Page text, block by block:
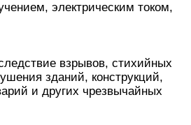
электрическим током,
взрывов, стихийных
зданий, конструкций,
и других чрезвычайных